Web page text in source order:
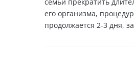
его организма,
продолжается 2-3 дня,